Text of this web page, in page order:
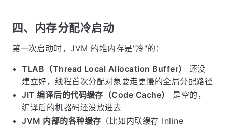
四、内存分配冷启动
第一次启动时，JVM 的堆内存是"冷"的：
TLAB（Thread Local Allocation Buffer）
还没
建立好，线程首次分配对象要走更慢的全局分配路径
JIT 编译后的代码缓存（Code Cache）
是空的，
编译后的机器码还没放进去
JVM 内部的各种缓存 （比如内联缓存 Inline